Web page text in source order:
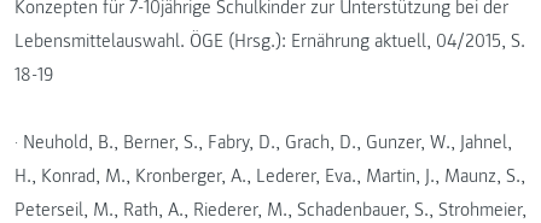
Konzepten für 7-10jährige Schulkinder zur Unterstützung bei der
Lebensmittelauswahl. ÖGE (Hrsg.): Ernährung aktuell, 04/2015, S.
18-19
· Neuhold, B., Berner, S., Fabry, D., Grach, D., Gunzer, W., Jahnel,
H., Konrad, M., Kronberger, A., Lederer, Eva., Martin, J., Maunz, S.,
Peterseil, M., Rath, A., Riederer, M., Schadenbauer, S., Strohmeier,